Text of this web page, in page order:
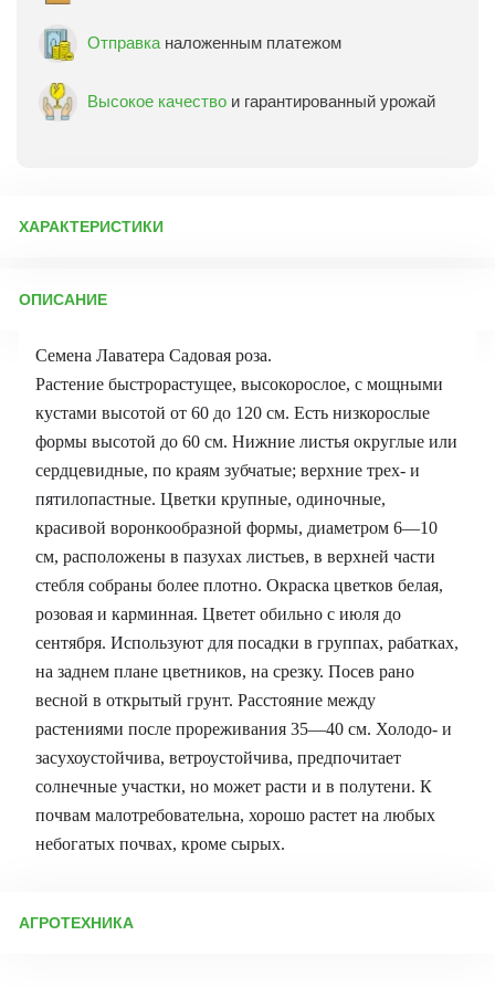
Отправка наложенным платежом
Высокое качество и гарантированный урожай
ХАРАКТЕРИСТИКИ
Бренд товара:
Срок отправки:ежедневно
ОПИСАНИЕ
Семена Лаватера Садовая роза.
Растение быстрорастущее, высокорослое, с мощными
кустами высотой от 60 до 120 см. Есть низкорослые
формы высотой до 60 см. Нижние листья округлые или
сердцевидные, по краям зубчатые; верх­ние трех- и
пятилопастные. Цветки крупные, одиночные,
красивой во­ронкообразной формы, диаметром 6—10
см, расположены в пазухах листьев, в верхней части
стебля собраны более плотно. Окраска цветков белая,
розовая и карминная. Цветет обильно с июля до
сентября. Используют для посадки в группах, рабатках,
на заднем плане цвет­ников, на срезку. Посев рано
весной в открытый грунт. Рас­стояние между
растениями после прореживания 35—40 см. Холодо- и
засухоустойчива, ветроустойчива, предпочитает
солнеч­ные участки, но может расти и в полутени. К
почвам малотребовательна, хорошо растет на любых
небогатых почвах, кроме сырых.
АГРОТЕХНИКА